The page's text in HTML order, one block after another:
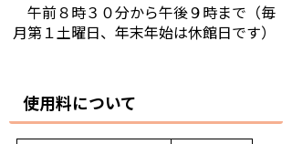
午前８時３０分から午後９時まで（毎
月第１土曜日、年末年始は休館日です）
使用料について